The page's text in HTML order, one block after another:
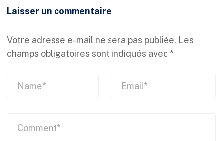
Laisser un commentaire
Votre adresse e-mail ne sera pas publiée. Les
champs obligatoires sont indiqués avec *